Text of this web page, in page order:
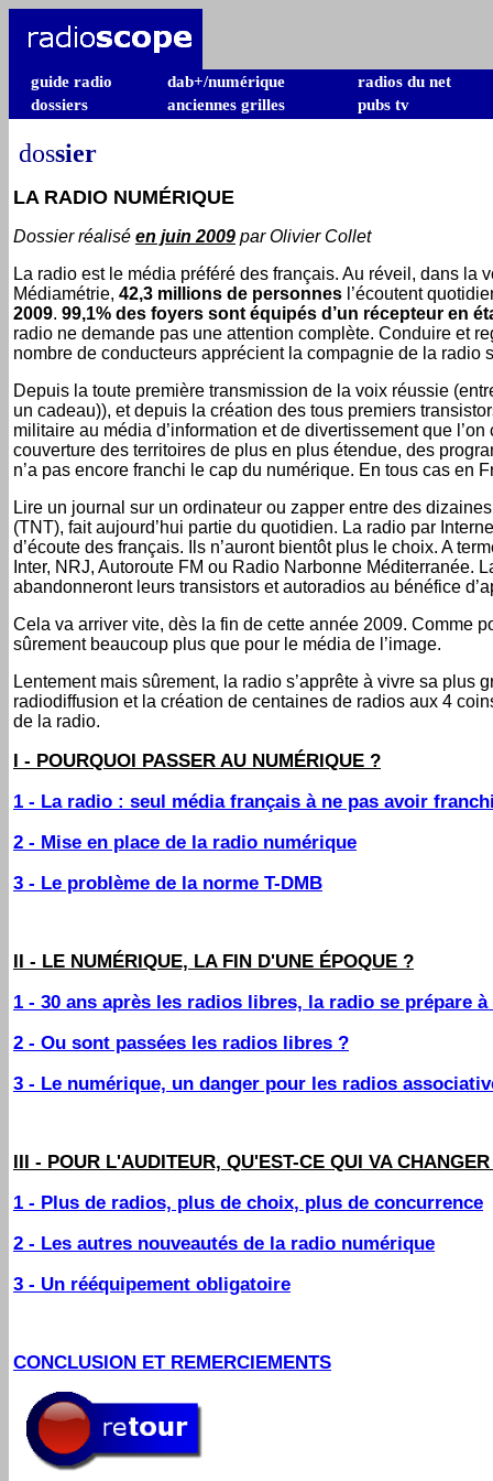
guide radio dab+/numérique
radios du net
dossiers
anciennes grilles pubs tv
dossier
LA RADIO NUMÉRIQUE
Dossier réalisé en juin 2009 par Olivier Collet
La radio est le média préféré des français. Au réveil, dans la
Médiamétrie, 42,3 millions de personnes l’écoutent
2009. 99,1% des foyers sont équipés d’un récepteur en
radio ne demande pas une attention complète. Conduire et
nombre de conducteurs apprécient la compagnie de la radio
Depuis la toute première transmission de la voix réussie
un cadeau)), et depuis la création des tous premiers
militaire au média d’information et de divertissement que
couverture des territoires de plus en plus étendue, des
n’a pas encore franchi le cap du numérique. En tous cas en
Lire un journal sur un ordinateur ou zapper entre des
(TNT), fait aujourd’hui partie du quotidien. La radio par
d’écoute des français. Ils n’auront bientôt plus le choix. A
Inter, NRJ, Autoroute FM ou Radio Narbonne Méditerranée.
abandonneront leurs transistors et autoradios au bénéfice
Cela va arriver vite, dès la fin de cette année 2009. Comme
sûrement beaucoup plus que pour le média de l’image.
Lentement mais sûrement, la radio s’apprête à vivre sa plus
radiodiffusion et la création de centaines de radios aux 4
de la radio.
I - POURQUOI PASSER AU NUMÉRIQUE ?
1 - La radio : seul média français à ne pas avoir
2 - Mise en place de la radio numérique
3 - Le problème de la norme T-DMB
II - LE NUMÉRIQUE, LA FIN D'UNE ÉPOQUE ?
1 - 30 ans après les radios libres, la radio se prépare
2 - Ou sont passées les radios libres ?
3 - Le numérique, un danger pour les radios
III - POUR L'AUDITEUR, QU'EST-CE QUI VA
1 - Plus de radios, plus de choix, plus de concurrence
2 - Les autres nouveautés de la radio numérique
3 - Un rééquipement obligatoire
CONCLUSION ET REMERCIEMENTS